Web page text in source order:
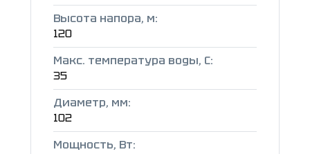
Высота напора, м:
120
Макс. температура воды, C:
35
Диаметр, мм:
102
Мощность, Вт: